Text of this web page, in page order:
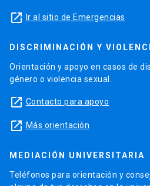
launch Ir al sitio de Emergencias
DISCRIMINACIÓN Y
Orientación y apoyo en casos de
género o violencia sexual.
launch Contacto para apoyo
launch Más orientación
MEDIACIÓN UNIVERSITARIA
Teléfonos para orientación y